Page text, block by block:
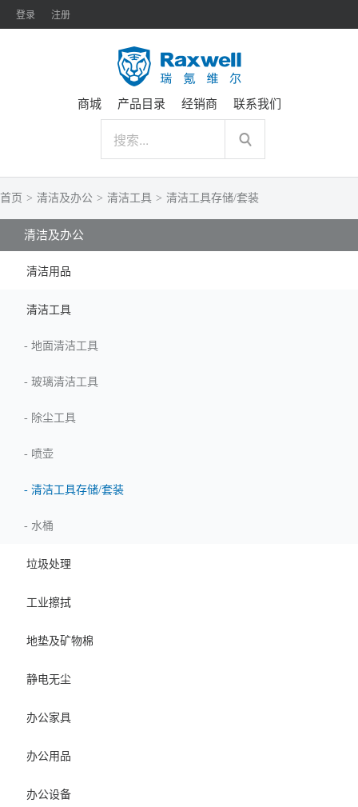
登录 注册
商城 产品目录 经销商 联系我们
首页 > 清洁及办公 > 清洁工具 > 清洁工具存储/套装
清洁及办公
清洁用品
清洁工具
- 地面清洁工具
- 玻璃清洁工具
- 除尘工具
- 喷壶
- 清洁工具存储/套装
- 水桶
垃圾处理
工业擦拭
地垫及矿物棉
静电无尘
办公家具
办公用品
办公设备